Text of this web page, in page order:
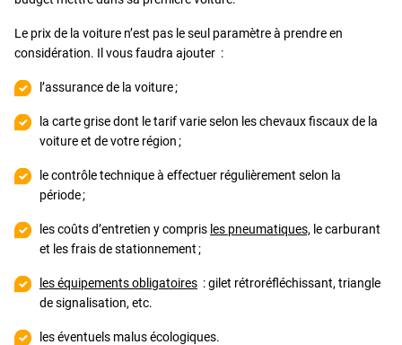
Le prix de la voiture n’est pas le seul paramètre à prendre en
considération. Il vous faudra ajouter :
l’assurance de la voiture ;
la carte grise dont le tarif varie selon les chevaux fiscaux de la
voiture et de votre région ;
le contrôle technique à effectuer régulièrement selon la
période ;
les coûts d’entretien y compris les pneumatiques, le carburant
et les frais de stationnement ;
les équipements obligatoires : gilet rétroréfléchissant, triangle
de signalisation, etc.
les éventuels malus écologiques.